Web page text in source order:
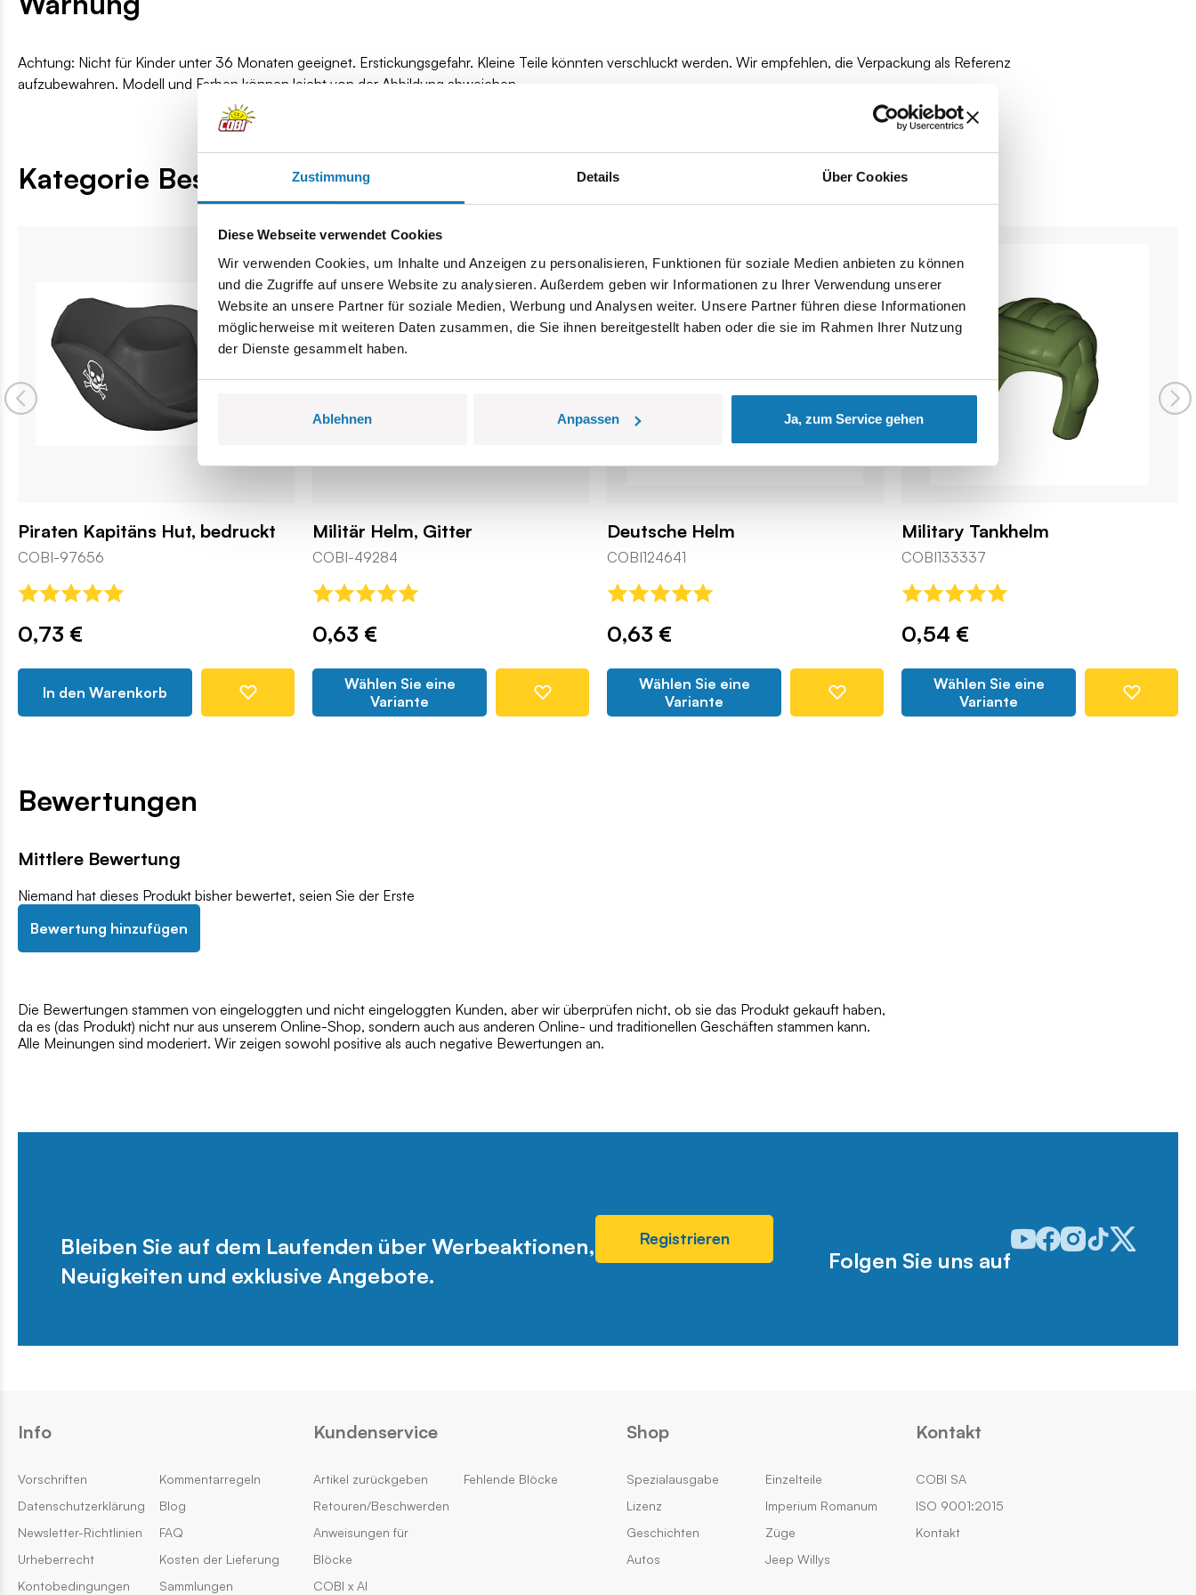
Zustimmung Details Über Cookies
Diese Webseite verwendet Cookies
Wir verwenden Cookies, um Inhalte und Anzeigen zu personalisieren, Funktionen für soziale Medien anbieten zu können
und die Zugriffe auf unsere Website zu analysieren. Außerdem geben wir Informationen zu Ihrer Verwendung unserer
Website an unsere Partner für soziale Medien, Werbung und Analysen weiter. Unsere Partner führen diese Informationen
möglicherweise mit weiteren Daten zusammen, die Sie ihnen bereitgestellt haben oder die sie im Rahmen Ihrer Nutzung
der Dienste gesammelt haben.
Ablehnen Anpassen Ja, zum Service gehen
Achtung: Nicht für Kinder unter 36 Monaten geeignet. Erstickungsgefahr. Kleine Teile könnten verschluckt werden. Wir empfehlen, die Verpackung als Referenz
aufzubewahren. Modell und Farben können leicht von der Abbildung abweichen.
Kategorie Bestseller
Piraten Kapitäns Hut, bedruckt
COBI-97656
0,73 €
In den Warenkorb
Militär Helm, Gitter
COBI-49284
0,63 €
Wählen Sie eine
Variante
Deutsche Helm
COBI124641
0,63 €
Wählen Sie eine
Variante
Military Tankhelm
COBI133337
0,54 €
Wählen Sie eine
Variante
Bewertungen
Mittlere Bewertung
Niemand hat dieses Produkt bisher bewertet, seien Sie der Erste
Bewertung hinzufügen
Die Bewertungen stammen von eingeloggten und nicht eingeloggten Kunden, aber wir überprüfen nicht, ob sie das Produkt gekauft haben,
da es (das Produkt) nicht nur aus unserem Online-Shop, sondern auch aus anderen Online- und traditionellen Geschäften stammen kann.
Alle Meinungen sind moderiert. Wir zeigen sowohl positive als auch negative Bewertungen an.
Bleiben Sie auf dem Laufenden über Werbeaktionen,
Neuigkeiten und exklusive Angebote.
Registrieren
Folgen Sie uns auf
Odwiedź nasz profil w serwisie
Odwiedź nasz profil w
Odwiedź nasz profil w
Odwiedź nasz
Odwiedź
Info
Vorschriften
Datenschutzerklärung
Newsletter-Richtlinien
Urheberrecht
Kontobedingungen
Kommentarregeln
Blog
FAQ
Kosten der Lieferung
Sammlungen
Kundenservice
Artikel zurückgeben
Retouren/Beschwerden
Anweisungen für
Blöcke
COBI x AI
Fehlende Blöcke
Shop
Spezialausgabe
Lizenz
Geschichten
Autos
Einzelteile
Imperium Romanum
Züge
Jeep Willys
Kontakt
COBI SA
ISO 9001:2015
Kontakt